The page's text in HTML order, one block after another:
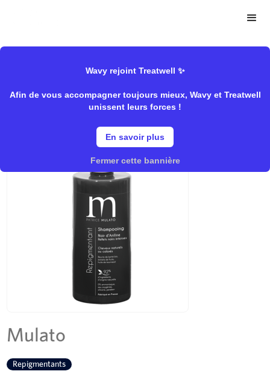
Wavy rejoint Treatwell ✨
Afin de vous accompagner toujours mieux, Wavy et Treatwell
unissent leurs forces !
En savoir plus
Fermer cette bannière
sa couleur
Noir D'Aniline
Mulato
Repigmentants